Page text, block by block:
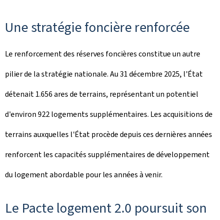
Une stratégie foncière renforcée
Le renforcement des réserves foncières constitue un autre
pilier de la stratégie nationale. Au 31 décembre 2025, l'État
détenait 1.656 ares de terrains, représentant un potentiel
d'environ 922 logements supplémentaires. Les acquisitions de
terrains auxquelles l'État procède depuis ces dernières années
renforcent les capacités supplémentaires de développement
du logement abordable pour les années à venir.
Le Pacte logement 2.0 poursuit son